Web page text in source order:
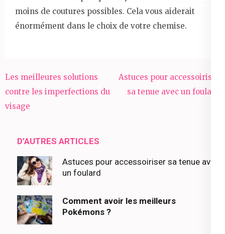
moins de coutures possibles. Cela vous aiderait
énormément dans le choix de votre chemise.
Navigation
de
l’article
Les meilleures solutions
contre les imperfections du
visage
Astuces pour accessoiriser
sa tenue avec un foulard
D’AUTRES ARTICLES
Astuces pour accessoiriser sa tenue avec
un foulard
Comment avoir les meilleurs
Pokémons ?